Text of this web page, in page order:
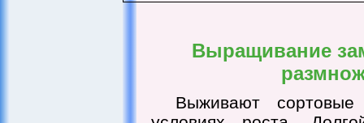
Выращивание
Выживают